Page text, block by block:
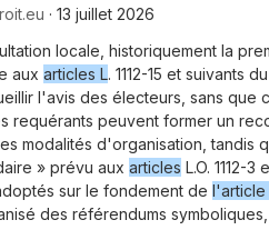
· 13 juillet 2026
locale, historiquement la
aux articles L. 1112-15 et suivants
l'avis des électeurs, sans que
requérants peuvent former un
modalités d'organisation,
» prévu aux articles L.O. 1112-3
sur le fondement de l'article
des référendums